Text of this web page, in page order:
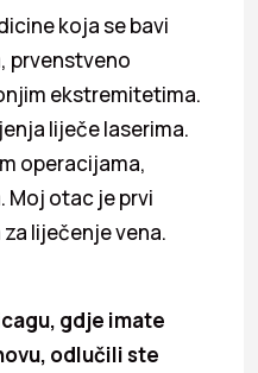
koja se bavi
prvenstveno
ekstremitetima.
liječe laserima.
operacijama,
Moj otac je prvi
liječenje vena.
gdje imate
odlučili ste